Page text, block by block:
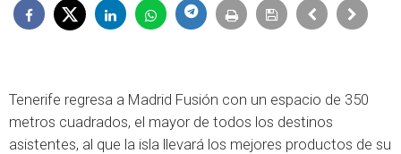
Tenerife regresa a Madrid Fusión con un espacio de 350
metros cuadrados, el mayor de todos los destinos
asistentes, al que la isla llevará los mejores productos de su